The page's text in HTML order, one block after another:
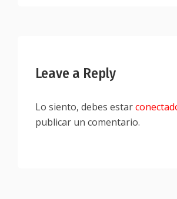
Leave a Reply
Lo siento, debes estar
publicar un comentario.